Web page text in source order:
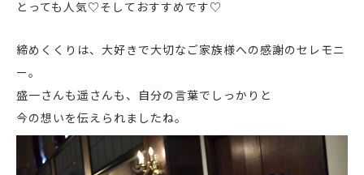
とっても人気♡そしておすすめです♡
締めくくりは、大好きで大切なご家族様への感謝のセレモニ
ー。
盛一さんも遥さんも、自分の言葉でしっかりと
今の想いを伝えられましたね。